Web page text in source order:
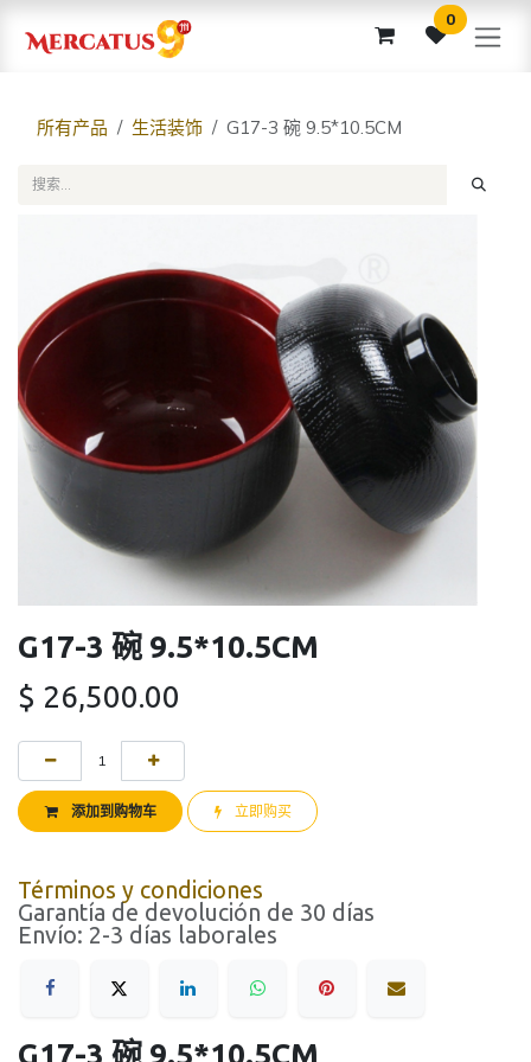
0
所有产品 生活装饰 G17-3 碗 9.5*10.5CM
G17-3 碗 9.5*10.5CM
$ 26,500.00
添加到购物车 立即购买
Términos y condiciones
Garantía de devolución de 30 días
Envío: 2-3 días laborales
G17-3 碗 9.5*10.5CM